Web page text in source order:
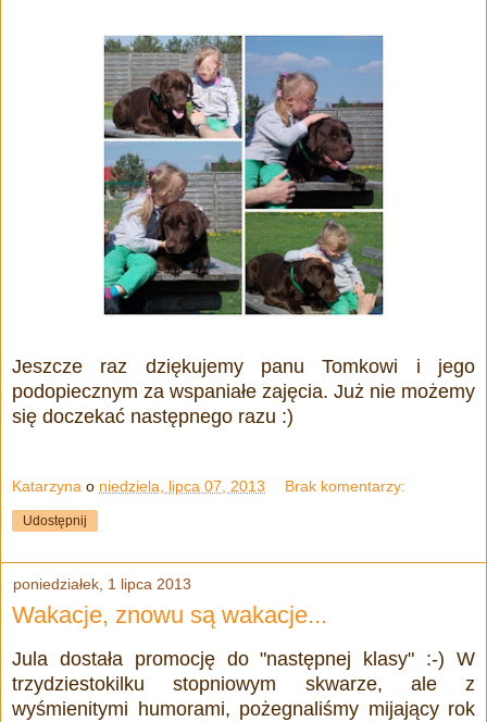
Jeszcze raz dziękujemy panu Tomkowi i jego
podopiecznym za wspaniałe zajęcia. Już nie możemy
się doczekać następnego razu :)
Katarzyna o niedziela, lipca 07, 2013 Brak komentarzy:
Udostępnij
poniedziałek, 1 lipca 2013
Wakacje, znowu są wakacje...
Jula dostała promocję do "następnej klasy" :-) W
trzydziestokilku stopniowym skwarze, ale z
wyśmienitymi humorami, pożegnaliśmy mijający rok